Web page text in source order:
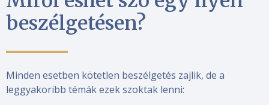
beszélgetésen?
Minden esetben kötetlen beszélgetés zajlik, de a
leggyakoribb témák ezek szoktak lenni: